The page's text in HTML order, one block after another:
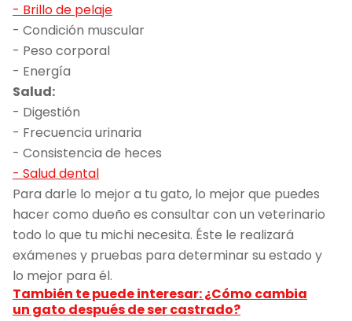
- Brillo de pelaje
- Condición muscular
- Peso corporal
- Energía
Salud:
- Digestión
- Frecuencia urinaria
- Consistencia de heces
- Salud dental
Para darle lo mejor a tu gato, lo mejor que puedes
hacer como dueño es consultar con un veterinario
todo lo que tu michi necesita. Éste le realizará
exámenes y pruebas para determinar su estado y
lo mejor para él.
También te puede interesar: ¿Cómo cambia
un gato después de ser castrado?